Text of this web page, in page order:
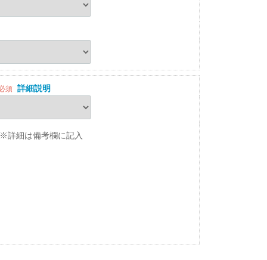
須 詳細説明
細は備考欄に記入